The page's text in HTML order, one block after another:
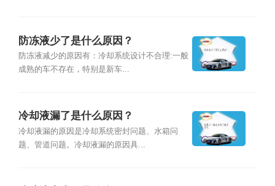
防冻液少了是什么原因？
防冻液减少的原因有：冷却系统设计不合理:一般
成熟的车不存在，特别是新车...
冷却液漏了是什么原因？
冷却液漏的原因是冷却系统密封问题、水箱问
题、管道问题。冷却液漏的原因具...